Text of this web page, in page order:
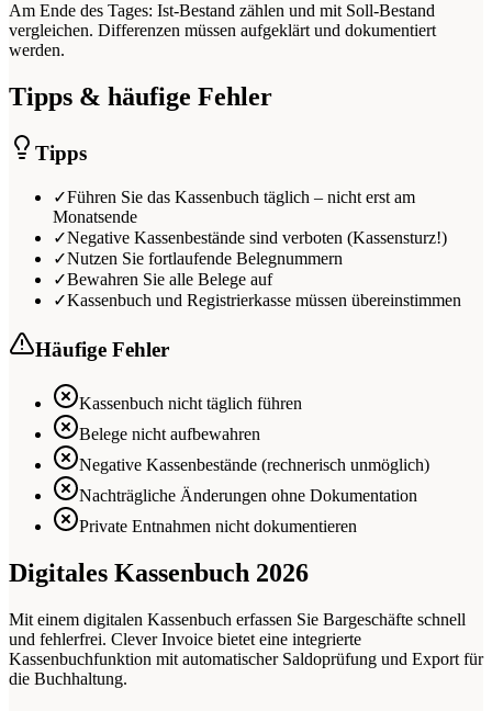
Am Ende des Tages: Ist-Bestand zählen und mit Soll-Bestand
vergleichen. Differenzen müssen aufgeklärt und dokumentiert
werden.
Tipps & häufige Fehler
Tipps
✓Führen Sie das Kassenbuch täglich – nicht erst am
Monatsende
✓Negative Kassenbestände sind verboten (Kassensturz!)
✓Nutzen Sie fortlaufende Belegnummern
✓Bewahren Sie alle Belege auf
✓Kassenbuch und Registrierkasse müssen übereinstimmen
Häufige Fehler
Kassenbuch nicht täglich führen
Belege nicht aufbewahren
Negative Kassenbestände (rechnerisch unmöglich)
Nachträgliche Änderungen ohne Dokumentation
Private Entnahmen nicht dokumentieren
Digitales Kassenbuch 2026
Mit einem digitalen Kassenbuch erfassen Sie Bargeschäfte schnell
und fehlerfrei. Clever Invoice bietet eine integrierte
Kassenbuchfunktion mit automatischer Saldoprüfung und Export für
die Buchhaltung.